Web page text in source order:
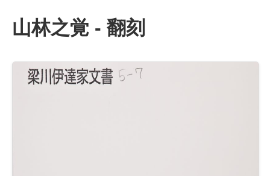
山林之覚 - 翻刻